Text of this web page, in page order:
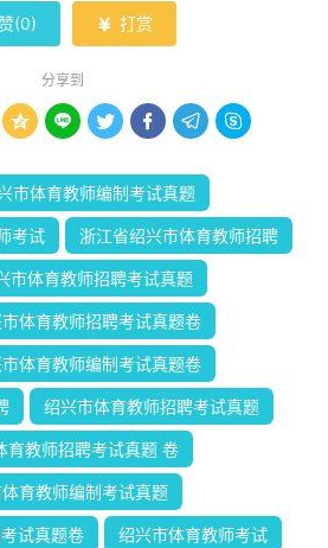
(0)  打赏
分享到
     
市体育教师编制考试真题
考试 浙江省绍兴市体育教师招聘
市体育教师招聘考试真题
体育教师招聘考试真题卷
体育教师编制考试真题卷
绍兴市体育教师招聘考试真题
育教师招聘考试真题 卷
育教师编制考试真题
试真题卷 绍兴市体育教师考试